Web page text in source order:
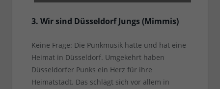
3. Wir sind Düsseldorf Jungs (Mimmis)
Keine Frage: Die Punkmusik hatte und hat eine
Heimat in Düsseldorf. Umgekehrt haben
Düsseldorfer Punks ein Herz für ihre
Heimatstadt. Das schlägt sich vor allem in